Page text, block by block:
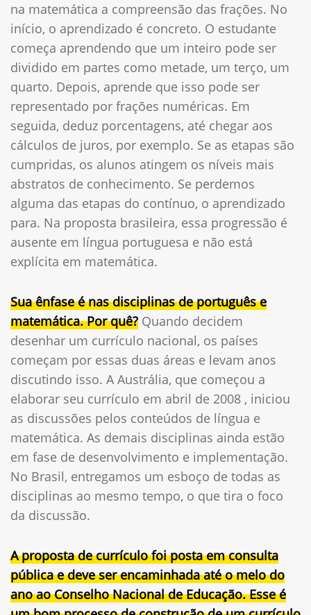
na matemática a compreensão das frações. No
início, o aprendizado é concreto. O estudante
começa aprendendo que um inteiro pode ser
dividido em partes como metade, um terço, um
quarto. Depois, aprende que isso pode ser
representado por frações numéricas. Em
seguida, deduz porcentagens, até chegar aos
cálculos de juros, por exemplo. Se as etapas são
cumpridas, os alunos atingem os níveis mais
abstratos de conhecimento. Se perdemos
alguma das etapas do contínuo, o aprendizado
para. Na proposta brasileira, essa progressão é
ausente em língua portuguesa e não está
explícita em matemática.
Sua ênfase é nas disciplinas de português e
matemática. Por quê? Quando decidem
desenhar um currículo nacional, os países
começam por essas duas áreas e levam anos
discutindo isso. A Austrália, que começou a
elaborar seu currículo em abril de 2008 , iniciou
as discussões pelos conteúdos de língua e
matemática. As demais disciplinas ainda estão
em fase de desenvolvimento e implementação.
No Brasil, entregamos um esboço de todas as
disciplinas ao mesmo tempo, o que tira o foco
da discussão.
A proposta de currículo foi posta em consulta
pública e deve ser encaminhada até o melo do
ano ao Conselho Nacional de Educação. Esse é